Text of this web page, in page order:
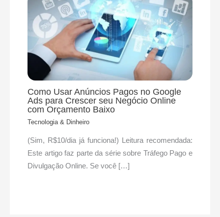
Como Usar Anúncios Pagos no Google
Ads para Crescer seu Negócio Online
com Orçamento Baixo
Tecnologia & Dinheiro
(Sim, R$10/dia já funciona!) Leitura recomendada:
Este artigo faz parte da série sobre Tráfego Pago e
Divulgação Online. Se você […]